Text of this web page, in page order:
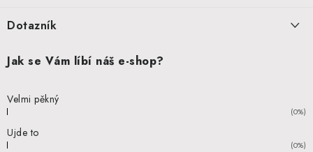
Dotazník
Jak se Vám líbí náš e-shop?
Velmi pěkný
(0%)
Ujde to
(0%)